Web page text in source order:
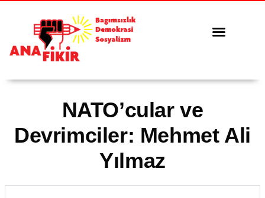
NATO’cular ve
Devrimciler: Mehmet Ali
Yılmaz